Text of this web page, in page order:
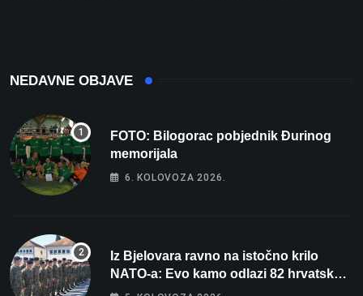
NEDAVNE OBJAVE
FOTO: Bilogorac pobjednik Đurinog
memorijala
6. KOLOVOZA 2026.
Iz Bjelovara ravno na istočno krilo
NATO-a: Evo kamo odlazi 82 hrvatska
vojnika i 6 vojnikinja